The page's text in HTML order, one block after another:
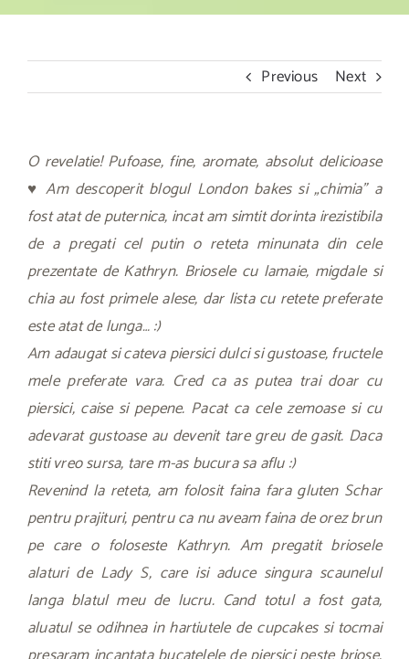
Previous Next
O revelatie! Pufoase, fine, aromate, absolut delicioase
♥ Am descoperit blogul London bakessi „chimia” a
fost atat de puternica, incat am simtit dorinta irezistibila
de a pregati cel putin o reteta minunata din cele
prezentate de Kathryn. Briosele cu lamaie, migdale si
chiaau fost primele alese, dar lista cu retete preferate
este atat de lunga… :)
Am adaugat si cateva piersici dulci si gustoase, fructele
mele preferate vara. Cred ca as putea trai doar cu
piersici, caise si pepene. Pacat ca cele zemoase si cu
adevarat gustoase au devenit tare greu de gasit. Daca
stiti vreo sursa, tare m-as bucura sa aflu :)
Revenind la reteta, am folosit faina fara gluten Schar
pentru prajituri, pentru ca nu aveam faina de orez brun
pe care o foloseste Kathryn. Am pregatit briosele
alaturi de Lady S, care isi aduce singura scaunelul
langa blatul meu de lucru. Cand totul a fost gata,
aluatul se odihnea in hartiutele de cupcakes si tocmai